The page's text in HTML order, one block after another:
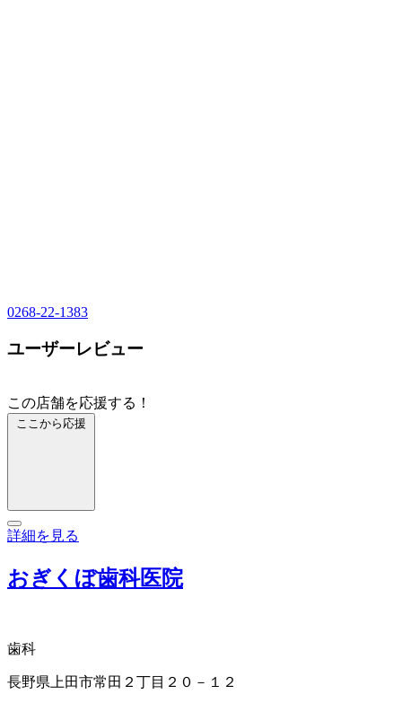
0268-22-1383
ユーザーレビュー
この店舗を応援する！
ここから応援
詳細を見る
おぎくぼ歯科医院
歯科
長野県上田市常田２丁目２０－１２